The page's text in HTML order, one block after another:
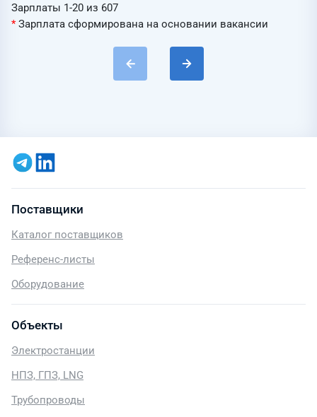
Зарплаты 1-20 из 607
*Зарплата сформирована на основании вакансии
Поставщики
Каталог поставщиков
Референс-листы
Оборудование
Объекты
Электростанции
НПЗ, ГПЗ, LNG
Трубопроводы